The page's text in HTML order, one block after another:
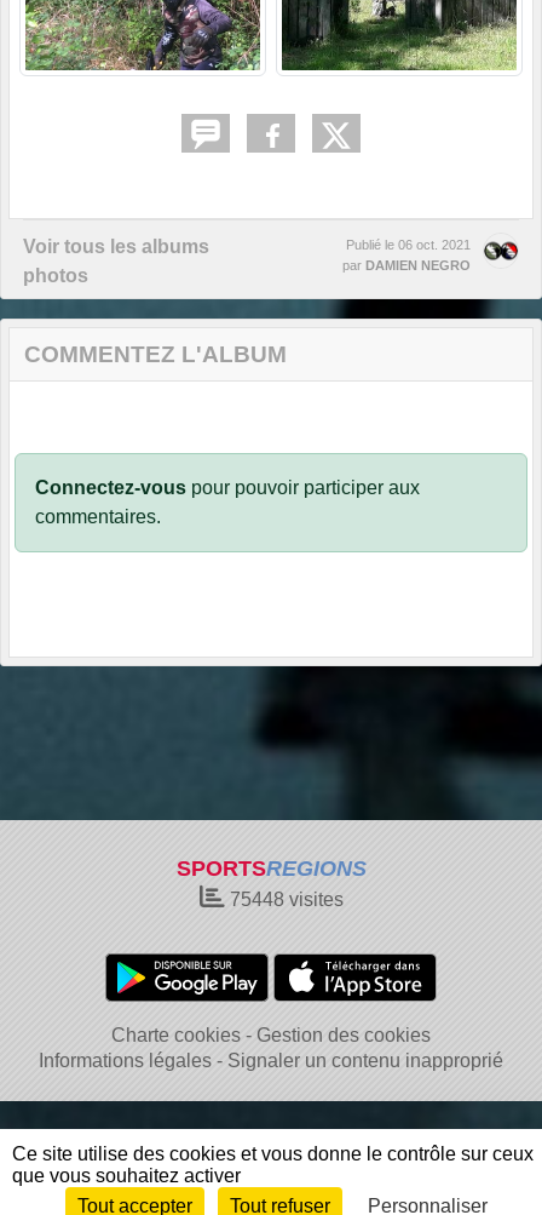
Voir tous les albums
photos
Publié le 06 oct. 2021
par DAMIEN NEGRO
COMMENTEZ L'ALBUM
Connectez-vous pour pouvoir participer aux
commentaires.
SPORTSREGIONS
75448visites
Charte cookies
Gestion des cookies
Informations légales
Signaler un contenu inapproprié
Envie de participer ? Connexion
Ce site utilise des cookies et vous donne le contrôle sur ceux
que vous souhaitez activer
Tout accepter
Tout refuser Personnaliser